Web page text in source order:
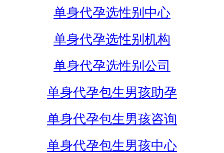
单身代孕选性别中心
单身代孕选性别机构
单身代孕选性别公司
单身代孕包生男孩助孕
单身代孕包生男孩咨询
单身代孕包生男孩中心